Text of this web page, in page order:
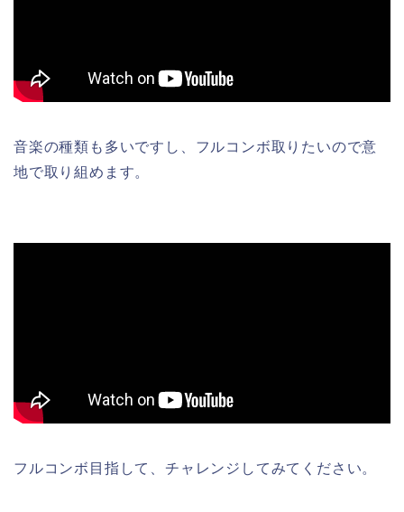
音楽の種類も多いですし、フルコンボ取りたいので意
地で取り組めます。
フルコンボ目指して、チャレンジしてみてください。